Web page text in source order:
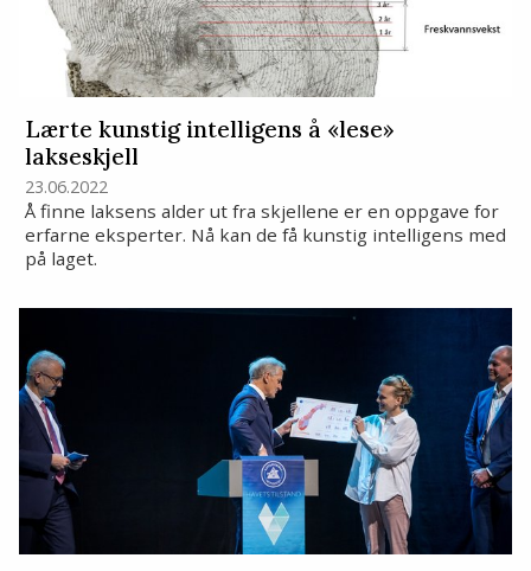
Lærte kunstig intelligens å «lese»
lakseskjell
23.06.2022
Å finne laksens alder ut fra skjellene er en oppgave for
erfarne eksperter. Nå kan de få kunstig intelligens med
på laget.